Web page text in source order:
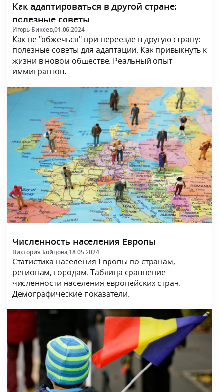
Как адаптироваться в другой стране:
полезные советы
Игорь Бикеев,01.06.2024
Как не "обжечься" при переезде в другую страну:
полезные советы для адаптации. Как привыкнуть к
жизни в новом обществе. Реальный опыт
иммигрантов.
Численность населения Европы
Виктория Бойцова,18.05.2024
Статистика населения Европы по странам,
регионам, городам. Таблица сравнение
численности населения европейских стран.
Демографические показатели.